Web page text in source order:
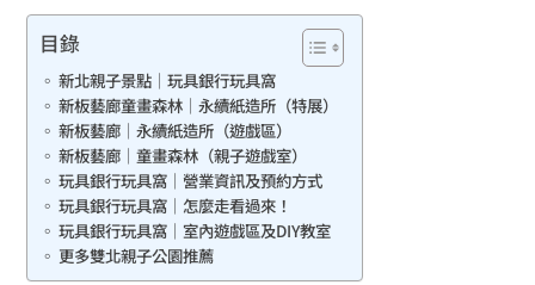
目錄
新北親子景點｜玩具銀行玩具窩
新板藝廊童畫森林｜永續紙造所（特展）
新板藝廊｜永續紙造所（遊戲區）
新板藝廊｜童畫森林（親子遊戲室）
玩具銀行玩具窩｜營業資訊及預約方式
玩具銀行玩具窩｜怎麼走看過來！
玩具銀行玩具窩｜室內遊戲區及DIY教室
更多雙北親子公園推薦